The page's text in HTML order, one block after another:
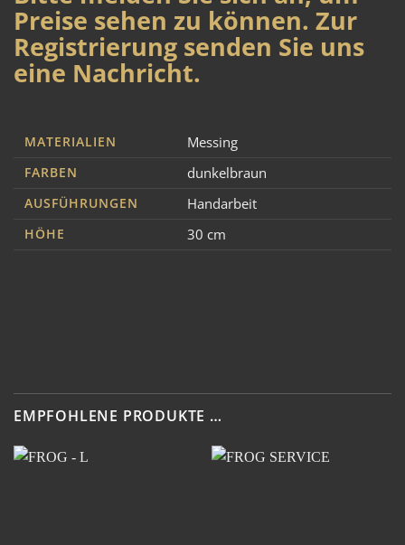
Preise sehen zu können. Zur
Registrierung senden Sie uns
eine Nachricht.
MATERIALIEN Messing
FARBEN dunkelbraun
AUSFÜHRUNGEN Handarbeit
HÖHE 30 cm
EMPFOHLENE PRODUKTE …